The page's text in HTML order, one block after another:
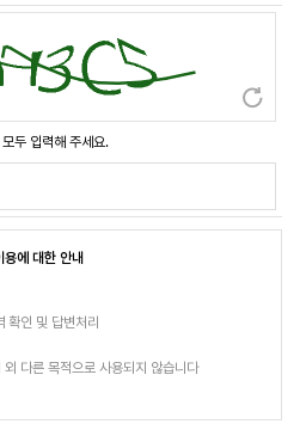
두 입력해 주세요.
에 대한 안내
확인 및 답변처리
다른 목적으로 사용되지 않습니다